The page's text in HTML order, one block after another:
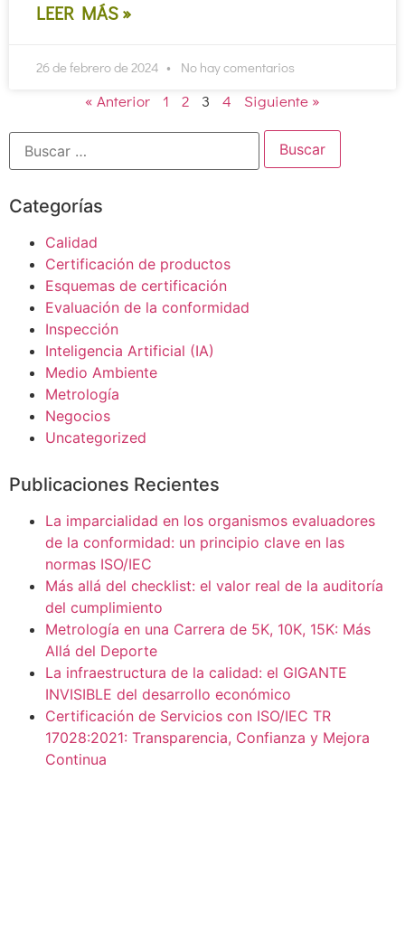
LEER MÁS »
26 de febrero de 2024 No hay comentarios
« Anterior 1 2 3 4 Siguiente »
Categorías
Calidad
Certificación de productos
Esquemas de certificación
Evaluación de la conformidad
Inspección
Inteligencia Artificial (IA)
Medio Ambiente
Metrología
Negocios
Uncategorized
Publicaciones Recientes
La imparcialidad en los organismos evaluadores
de la conformidad: un principio clave en las
normas ISO/IEC
Más allá del checklist: el valor real de la auditoría
del cumplimiento
Metrología en una Carrera de 5K, 10K, 15K: Más
Allá del Deporte
La infraestructura de la calidad: el GIGANTE
INVISIBLE del desarrollo económico
Certificación de Servicios con ISO/IEC TR
17028:2021: Transparencia, Confianza y Mejora
Continua